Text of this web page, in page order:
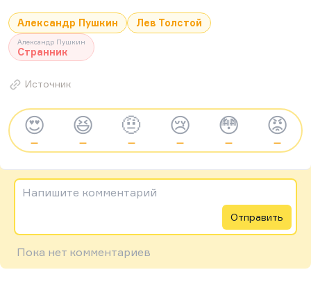
Александр Пушкин Лев Толстой
Александр Пушкин
Странник
Источник
😍
—
😆
—
🤨
—
😢
—
😳
—
😡
—
Напишите комментарий
Отправить
Пока нет комментариев